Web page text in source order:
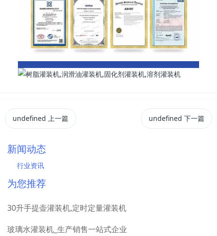
undefined 上一篇 undefined 下一篇
新闻动态
行业资讯
为您推荐
30升手提壶灌装机,定时定量灌装机
玻璃水灌装机_生产销售一站式企业